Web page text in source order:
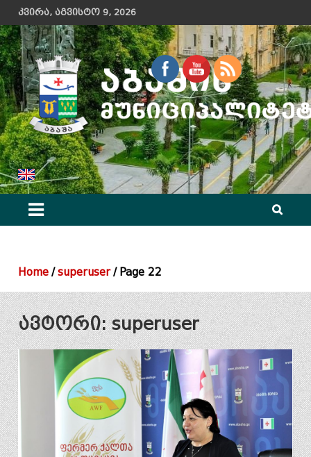
to
content
კვირა, აგვისტო 9, 2026
აბაშის მუნიციპალიტეტის მერიის ოფიციალური ვებ გვერდი
Home superuser Page 22
ავტორი:superuser